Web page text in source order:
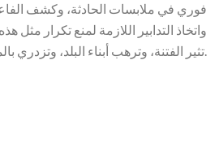
فوري في ملابسات الحادثة، وكشف
واتخاذ التدابير اللازمة لمنع تكرار مثل
تثير الفتنة، وترهب أبناء البلد، وتزدري بالمقدسات الدينية.